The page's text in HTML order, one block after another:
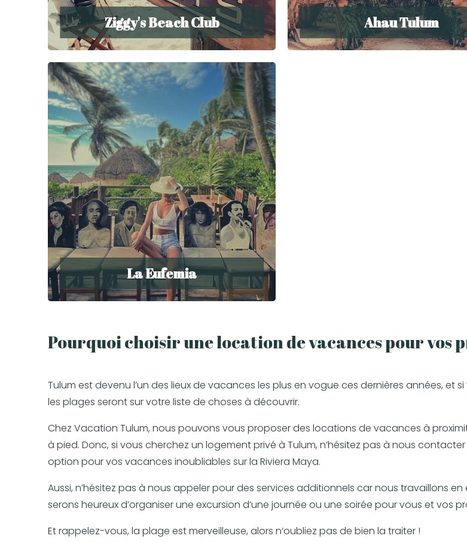
Ziggy's Beach Club Ahau Tulum
La Eufemia
Pourquoi choisir une location de vacances pour vos
Tulum est devenu l’un des lieux de vacances les plus en vogue ces dernières années, et
les plages seront sur votre liste de choses à découvrir.
Chez Vacation Tulum, nous pouvons vous proposer des locations de vacances à
à pied. Donc, si vous cherchez un logement privé à Tulum, n’hésitez pas à nous
option pour vos vacances inoubliables sur la Riviera Maya.
Aussi, n’hésitez pas à nous appeler pour des services additionnels car nous travaillons
serons heureux d’organiser une excursion d’une journée ou une soirée pour vous et vos
Et rappelez-vous, la plage est merveilleuse, alors n’oubliez pas de bien la traiter !